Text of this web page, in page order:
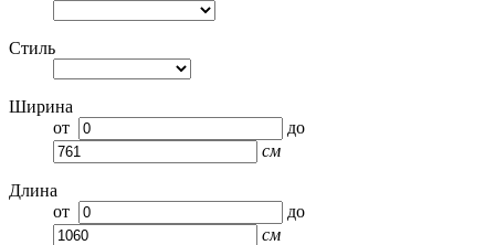
Стиль
Ширина
от
до
см
Длина
от
до
см